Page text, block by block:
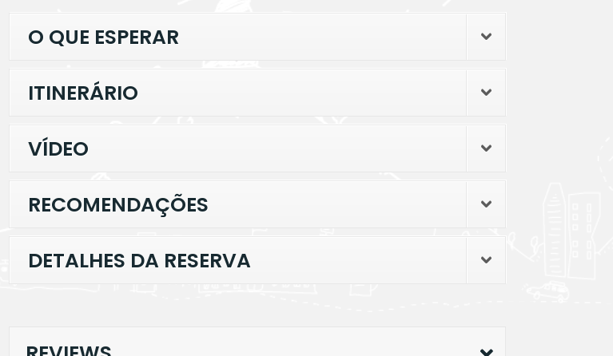
O QUE ESPERAR
ITINERÁRIO
VÍDEO
RECOMENDAÇÕES
DETALHES DA RESERVA